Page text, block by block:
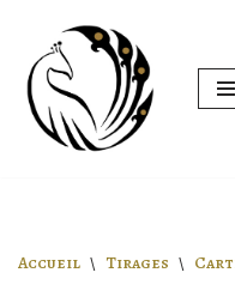
Aller
au
contenu
Accueil \ Tirages \